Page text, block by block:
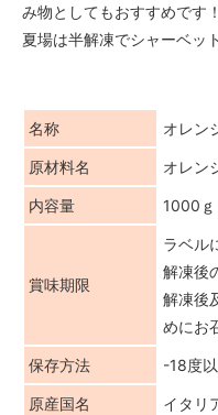
み物としてもおすすめです！
夏場は半解凍でシャーベッ
名称 オレン
原材料名 オレン
内容量 1000ｇ
賞味期限
ラベル
解凍後
解凍後
めにお
保存方法 -18度
原産国名 イタリ